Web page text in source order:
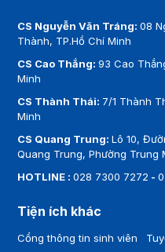
CS Nguyễn Văn Tráng:08
Thành, TP.Hồ Chí Minh
CS Cao Thắng:93 Cao
Minh
CS Thành Thái: 7/1 Thành
Minh
CS Quang Trung:Lô 10,
Quang Trung, Phường Trung
HOTLINE :028 7300 7272 -
Tiện ích khác
Cổng thông tin sinh viên